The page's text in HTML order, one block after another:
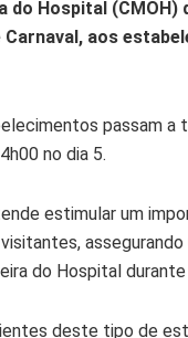
do Hospital
aos
passam a
no dia 5.
estimular um
do Hospital
deste tipo de